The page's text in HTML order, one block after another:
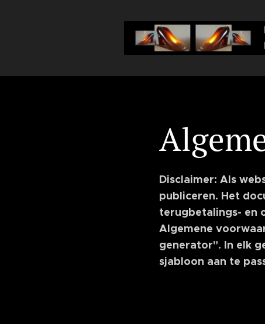
Disclaimer: Als
publiceren. Het
terugbetalings- en
Algemene
generator". In elk
sjabloon aan te